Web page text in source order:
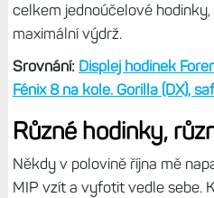
celkem jednoúčelové
maximální výdrž.
Srovnání: Displej hodinek
Fénix 8 na kole. Gorilla (DX),
Různé hodinky,
Někdy v polovině října mě
MIP vzít a vyfotit vedle sebe.